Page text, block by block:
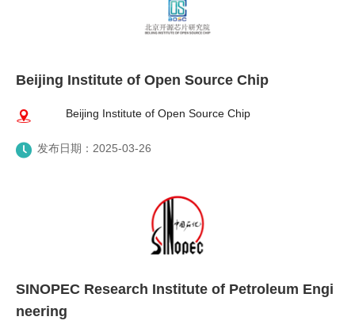
Beijing Institute of Open Source Chip
Beijing Institute of Open Source Chip
发布日期：2025-03-26
SINOPEC Research Institute of Petroleum Engi
neering